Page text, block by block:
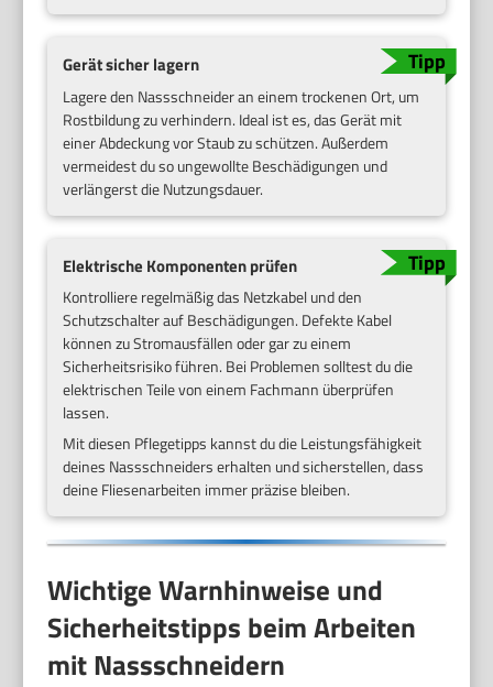
Gerät sicher lagern
Lagere den Nassschneider an einem trockenen Ort, um
Rostbildung zu verhindern. Ideal ist es, das Gerät mit
einer Abdeckung vor Staub zu schützen. Außerdem
vermeidest du so ungewollte Beschädigungen und
verlängerst die Nutzungsdauer.
Elektrische Komponenten prüfen
Kontrolliere regelmäßig das Netzkabel und den
Schutzschalter auf Beschädigungen. Defekte Kabel
können zu Stromausfällen oder gar zu einem
Sicherheitsrisiko führen. Bei Problemen solltest du die
elektrischen Teile von einem Fachmann überprüfen
lassen.
Mit diesen Pflegetipps kannst du die Leistungsfähigkeit
deines Nassschneiders erhalten und sicherstellen, dass
deine Fliesenarbeiten immer präzise bleiben.
Wichtige Warnhinweise und
Sicherheitstipps beim Arbeiten
mit Nassschneidern